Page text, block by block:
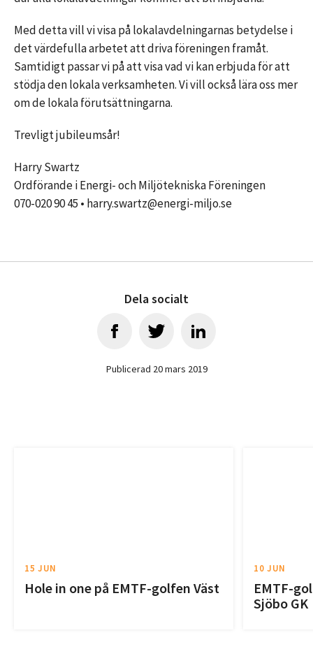
Med detta vill vi visa på lokalavdelningarnas betydelse i
det värdefulla arbetet att driva föreningen framåt.
Samtidigt passar vi på att visa vad vi kan erbjuda för att
stödja den lokala verksamheten. Vi vill också lära oss mer
om de lokala förutsättningarna.
Trevligt jubileumsår!
Harry Swartz
Ordförande i Energi- och Miljötekniska Föreningen
070-020 90 45 • harry.swartz@energi-miljo.se
Dela socialt
Publicerad 20 mars 2019
15 JUN
Hole in one på EMTF-golfen Väst
10 JUN
EMTF-
Sjöbo GK